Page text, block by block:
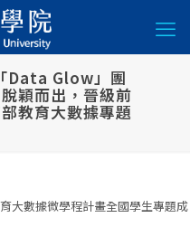
Data Glow」團
穎而出，晉級前
教育大數據專題
大數據微學程計畫全國學生專題成